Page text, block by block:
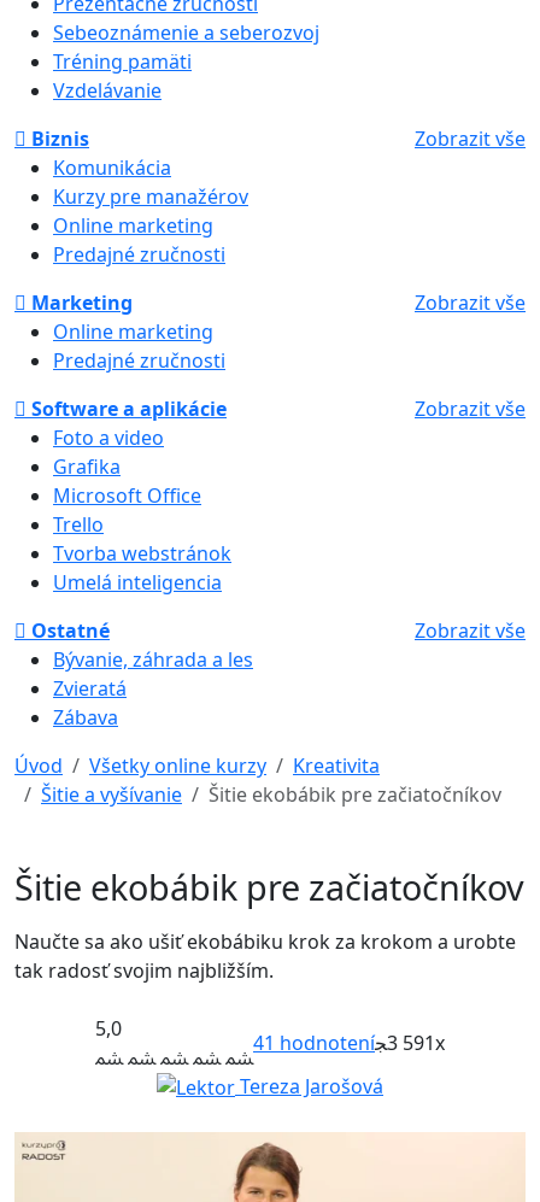
Sebeoznámenie a seberozvoj
Tréning pamäti
Vzdelávanie
Biznis
Zobrazit vše
Komunikácia
Kurzy pre manažérov
Online marketing
Predajné zručnosti
Marketing
Zobrazit vše
Online marketing
Predajné zručnosti
Software a aplikácie
Zobrazit vše
Foto a video
Grafika
Microsoft Office
Trello
Tvorba webstránok
Umelá inteligencia
Ostatné
Zobrazit vše
Bývanie, záhrada a les
Zvieratá
Zábava
Úvod
Všetky online kurzy
Kreativita
Šitie a vyšívanie
Šitie ekobábik pre začiatočníkov
Šitie ekobábik pre začiatočníkov
Naučte sa ako ušiť ekobábiku krok za krokom a urobte
tak radosť svojim najbližším.
5,0
41 hodnotení 3 591x
Tereza Jarošová